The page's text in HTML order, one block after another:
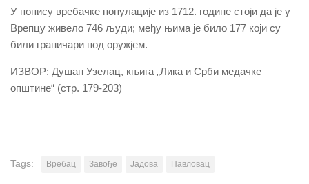
У попису вребачке популације из 1712. године стоји да је у
Врепцу живело 746 људи; међу њима је било 177 који су
били граничари под оружјем.
ИЗВОР: Душан Узелац, књига „Лика и Срби медачке
општине“ (стр. 179-203)
Tags: Вребац Завође Јадова Павловац